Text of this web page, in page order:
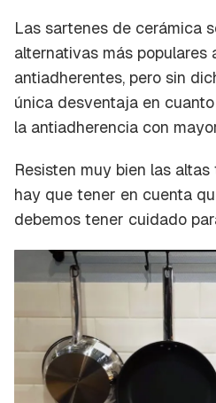
Las sartenes de cerámica
alternativas más
antiadherentes, pero sin
única desventaja en
la antiadherencia con
Resisten muy bien las
hay que tener en cuenta
debemos tener cuidado